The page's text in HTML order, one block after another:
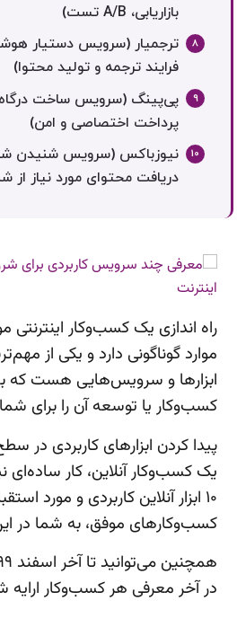
بازاریابی، A/B تست)
ترجمیار (سرویس دستیار
فرایند ترجمه و تولید محتوا)
پی‌پینگ (سرویس ساخت درگاه
پرداخت اختصاصی و امن)
نیوزباکس (سرویس شنیدن
دریافت محتوای مورد نیاز از
راه اندازی یک کسب‌وکار اینترنتی
موارد گوناگونی دارد و یکی از
ابزارها و سرویس‌هایی هست که
کسب‌وکار یا توسعه آن را برای
پیدا کردن ابزارهای کاربردی در
یک کسب‌وکار آنلاین، کار
۱۰ ابزار آنلاین کاربردی و مورد
کسب‌وکارهای موفق، به شما در
در آخر معرفی هر کسب‌وکار ارایه